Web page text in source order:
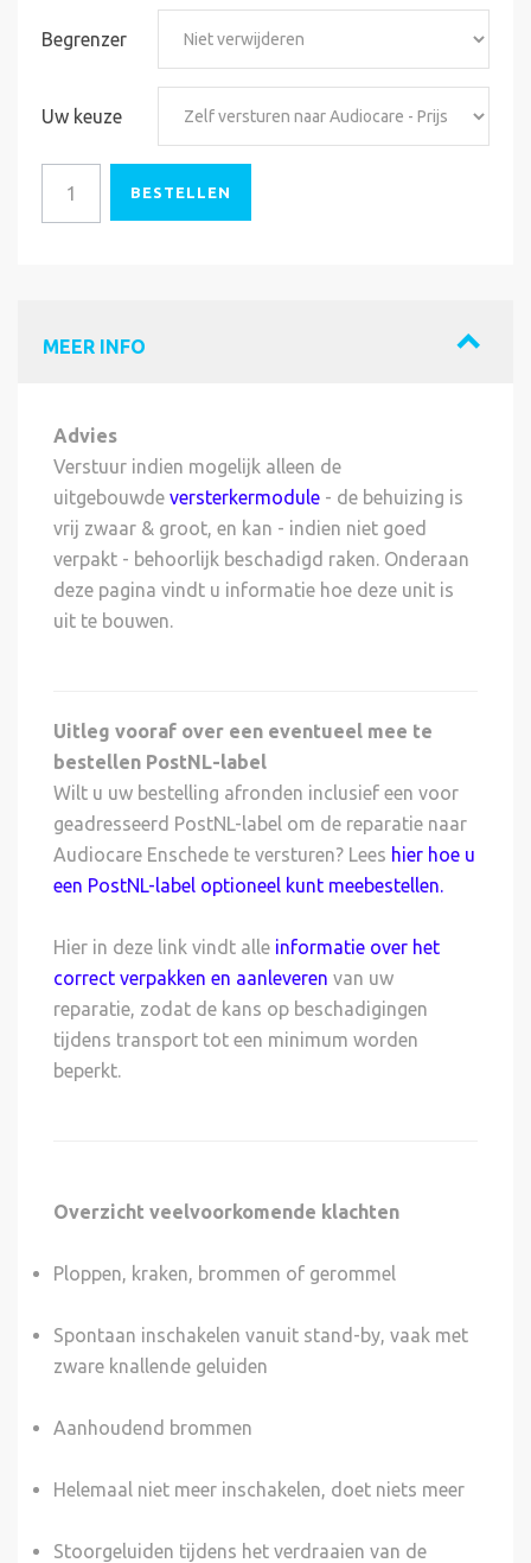
Begrenzer
Uw keuze
BESTELLEN
MEER INFO
Advies
Verstuur indien mogelijk alleen de
uitgebouwde versterkermodule - de behuizing is
vrij zwaar & groot, en kan - indien niet goed
verpakt - behoorlijk beschadigd raken. Onderaan
deze pagina vindt u informatie hoe deze unit is
uit te bouwen.
Uitleg vooraf over een eventueel mee te
bestellen PostNL-label
Wilt u uw bestelling afronden inclusief een voor
geadresseerd PostNL-label om de reparatie naar
Audiocare Enschede te versturen? Lees hier hoe u
een PostNL-label optioneel kunt meebestellen.
Hier in deze link vindt alle informatie over het
correct verpakken en aanleveren van uw
reparatie, zodat de kans op beschadigingen
tijdens transport tot een minimum worden
beperkt.
Overzicht veelvoorkomende klachten
Ploppen, kraken, brommen of gerommel
Spontaan inschakelen vanuit stand-by, vaak met
zware knallende geluiden
Aanhoudend brommen
Helemaal niet meer inschakelen, doet niets meer
Stoorgeluiden tijdens het verdraaien van de